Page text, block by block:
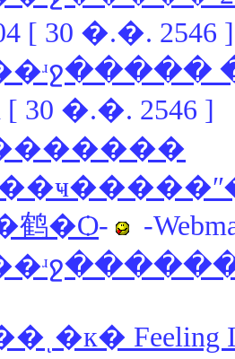
[ 30 �.�. 2546 ]
30 �.�. 2546 ]
�Ѻ-
-